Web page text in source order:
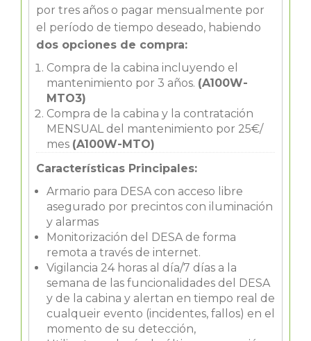
por tres años o pagar mensualmente por
el período de tiempo deseado, habiendo
dos opciones de compra:
Compra de la cabina incluyendo el
mantenimiento por 3 años. (A100W-
MTO3)
Compra de la cabina y la contratación
MENSUAL del mantenimiento por 25€/
mes (A100W-MTO)
Características Principales:
Armario para DESA con acceso libre
asegurado por precintos con iluminación
y alarmas
Monitorización del DESA de forma
remota a través de internet.
Vigilancia 24 horas al día/7 días a la
semana de las funcionalidades del DESA
y de la cabina y alertan en tiempo real de
cualqueir evento (incidentes, fallos) en el
momento de su detección,